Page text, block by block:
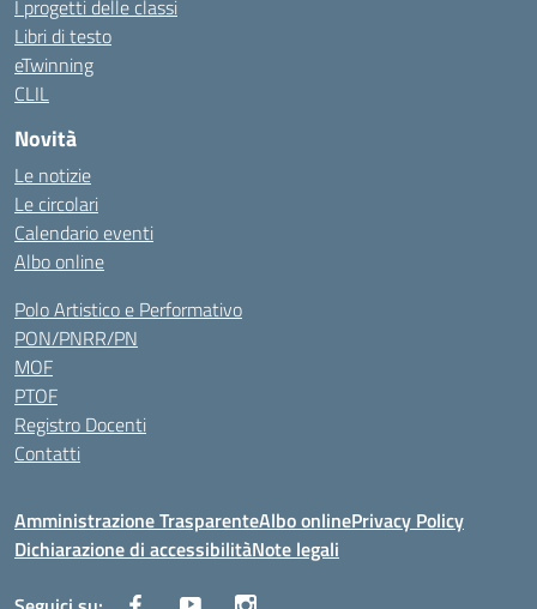
I progetti delle classi
Libri di testo
eTwinning
CLIL
Novità
Le notizie
Le circolari
Calendario eventi
Albo online
Polo Artistico e Performativo
PON/PNRR/PN
MOF
PTOF
Registro Docenti
Contatti
Amministrazione TrasparenteAlbo onlinePrivacy Policy
Dichiarazione di accessibilitàNote legali